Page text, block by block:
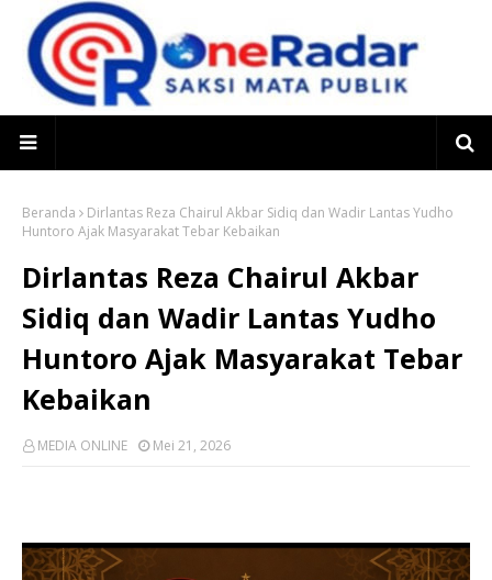
Beranda
Dirlantas Reza Chairul Akbar Sidiq dan Wadir Lantas Yudho
Huntoro Ajak Masyarakat Tebar Kebaikan
Dirlantas Reza Chairul Akbar
Sidiq dan Wadir Lantas Yudho
Huntoro Ajak Masyarakat Tebar
Kebaikan
MEDIA ONLINE Mei 21, 2026